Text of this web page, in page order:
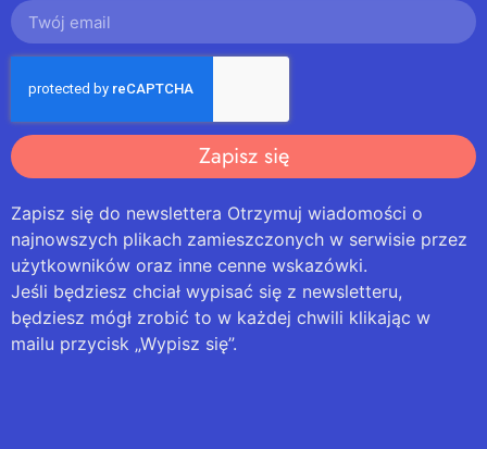
Zapisz się
Zapisz się do newslettera Otrzymuj wiadomości o
najnowszych plikach zamieszczonych w serwisie przez
użytkowników oraz inne cenne wskazówki.
Jeśli będziesz chciał wypisać się z newsletteru,
będziesz mógł zrobić to w każdej chwili klikając w
mailu przycisk „Wypisz się”.